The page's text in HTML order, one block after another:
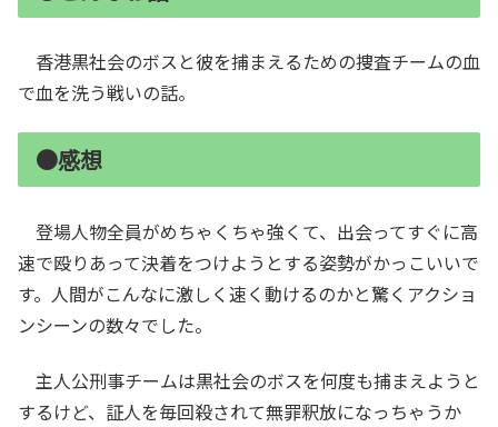
香港黒社会のボスと彼を捕まえるための捜査チームの血
で血を洗う戦いの話。
●感想
登場人物全員がめちゃくちゃ強くて、出会ってすぐに高
速で殴りあって決着をつけようとする姿勢がかっこいいで
す。人間がこんなに激しく速く動けるのかと驚くアクショ
ンシーンの数々でした。
主人公刑事チームは黒社会のボスを何度も捕まえようと
するけど、証人を毎回殺されて無罪釈放になっちゃうか